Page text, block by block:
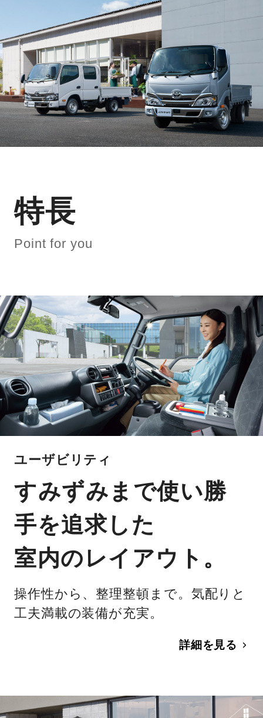
特長
Point for you
ユーザビリティ
すみずみまで使い勝
手を追求した
室内のレイアウト。
操作性から、整理整頓まで。気配りと
工夫満載の装備が充実。
詳細を見る